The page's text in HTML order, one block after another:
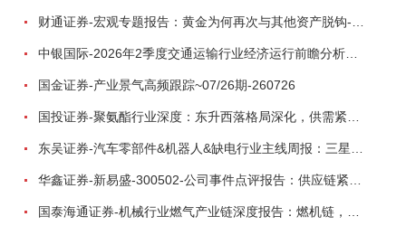
中银国际-2026年2季度交通运输行业经济运行前瞻分析：地缘冲突致航运和航空景气度分化，交通基础设施板块总体呈现稳健特征-260724
国金证券-产业景气高频跟踪~07/26期-260726